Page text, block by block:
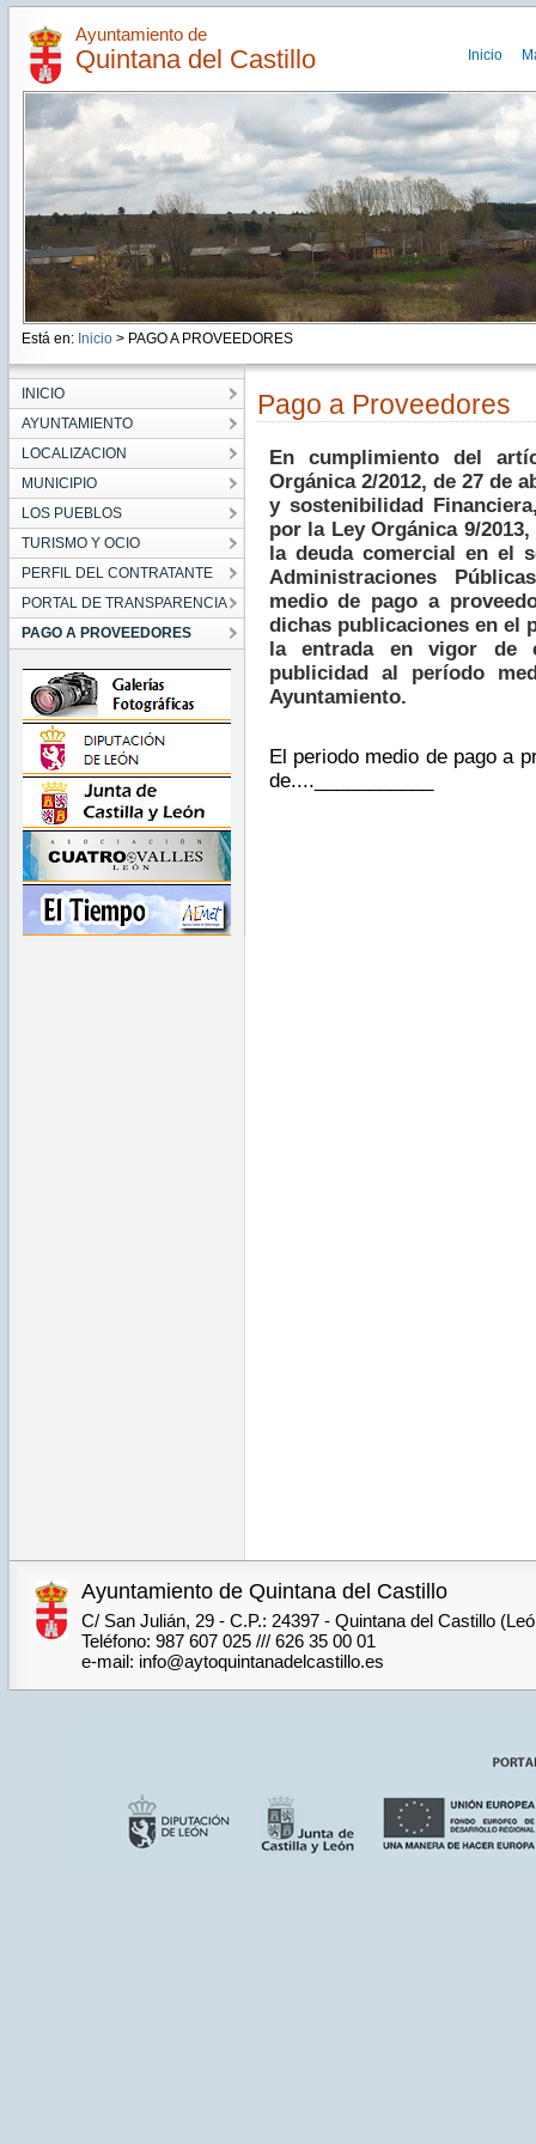
Ayuntamiento de
Quintana del Castillo Inicio
Está en: Inicio > PAGO A PROVEEDORES
INICIO
AYUNTAMIENTO
LOCALIZACION
MUNICIPIO
LOS PUEBLOS
TURISMO Y OCIO
PERFIL DEL CONTRATANTE
PORTAL DE TRANSPARENCIA
PAGO A PROVEEDORES
Pago a Proveedores
En cumplimiento del
Orgánica 2/2012, de 27 de
y sostenibilidad
por la Ley Orgánica 9/
la deuda comercial en el
Administraciones
medio de pago a
dichas publicaciones en el
la entrada en vigor de
publicidad al período
Ayuntamiento.
El periodo medio de pago a
de....___________
Ayuntamiento de Quintana del Castillo
C/ San Julián, 29 - C.P.: 24397 - Quintana del Castillo
Teléfono: 987 607 025 /// 626 35 00 01
e-mail: info@aytoquintanadelcastillo.es